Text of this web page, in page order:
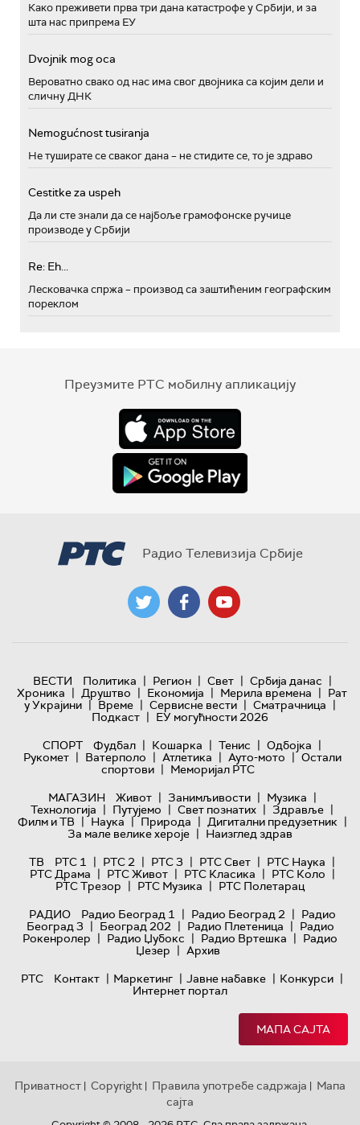
Како преживети прва три дана катастрофе у Србији, и за
шта нас припрема ЕУ
Dvojnik mog oca
Вероватно свако од нас има свог двојника са којим дели и
сличну ДНК
Nemogućnost tusiranja
Не туширате се сваког дана – не стидите се, то је здраво
Cestitke za uspeh
Да ли сте знали да се најбоље грамофонске ручице
производе у Србији
Re: Eh...
Лесковачка спржа – производ са заштићеним географским
пореклом
Преузмите РТС мобилну апликацију
Радио Телевизија Србије
ВЕСТИ Политика | Регион | Свет | Србија данас |
Хроника | Друштво | Економија | Мерила времена | Рат
у Украјини | Време | Сервисне вести | Сматрачница |
Подкаст | ЕУ могућности 2026
СПОРТ
Фудбал | Кошарка | Тенис | Одбојка |
Рукомет | Ватерполо | Атлетика | Ауто-мото | Остали
спортови | Меморијал РТС
МАГАЗИН
Живот | Занимљивости | Музика |
Технологијa | Путујемо | Свет познатих | Здравље |
Филм и ТВ | Наука | Природа | Дигитални предузетник |
За мале велике хероје | Наизглед здрав
ТВ
РТС 1 | РТС 2 | РТС 3 | РТС Свет | РТС Наука |
РТС Драма | РТС Живот | РТС Класика | РТС Коло |
РТС Трезор | РТС Музика | РТС Полетарац
РАДИО
Радио Београд 1 | Радио Београд 2 | Радио
Београд 3 | Београд 202 | Радио Плетеница | Радио
Рокенролер | Радио Џубокс | Радио Вртешка | Радио
Џезер | Архив
РТС
Контакт | Маркетинг | Јавне набавке | Конкурси |
Интернет портал
МАПА САЈТА
Приватност | Copyright | Правила употребе садржаја | Мапа
сајта